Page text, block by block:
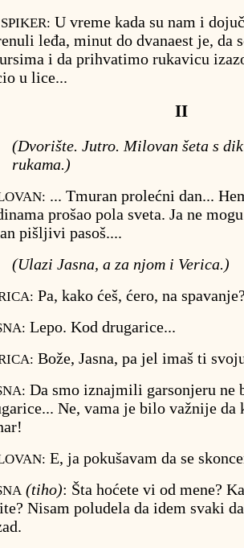
U vreme kada su nam i
leđa, minut do dvanaest je, da
i da prihvatimo rukavicu
u lice...
II
(Dvorište. Jutro. Milovan šeta s
rukama.)
... Tmuran prolećni dan...
prošao pola sveta. Ja ne
pišljivi pasoš....
(Ulazi Jasna, a za njom i Verica.)
Pa, kako ćeš, ćero, na
Lepo. Kod drugarice...
Bože, Jasna, pa jel imaš ti
Da smo iznajmili garsonjeru ne
Ne, vama je bilo važnije da
E, ja pokušavam da se
(tiho): Šta hoćete vi od mene?
Nisam poludela da idem svaki